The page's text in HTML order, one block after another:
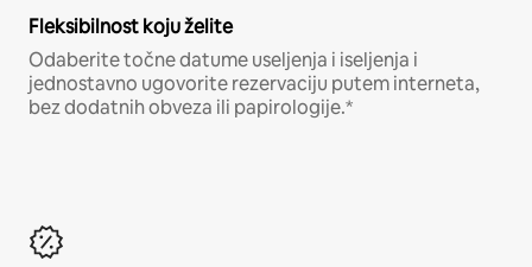
Fleksibilnost koju želite
Odaberite točne datume useljenja i iseljenja i
jednostavno ugovorite rezervaciju putem interneta,
bez dodatnih obveza ili papirologije.*